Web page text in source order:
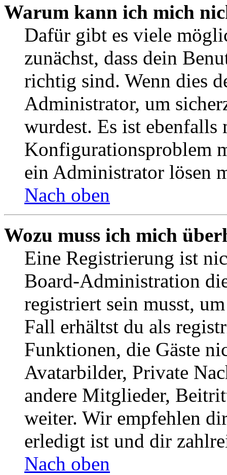
Warum kann ich mich
Dafür gibt es viele
zunächst, dass dein
richtig sind. Wenn dies
Administrator, um
wurdest. Es ist ebenfalls
Konfigurationsproblem
ein Administrator lösen
Nach oben
Wozu muss ich mich
Eine Registrierung ist
Board-Administration
registriert sein musst,
Fall erhältst du als
Funktionen, die Gäste
Avatarbilder, Private
andere Mitglieder,
weiter. Wir empfehlen
erledigt ist und dir
Nach oben